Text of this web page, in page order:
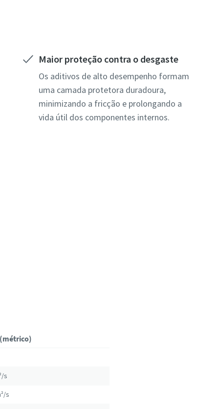
Maior proteção contra o desgaste
Os aditivos de alto desempenho formam
uma camada protetora duradoura,
minimizando a fricção e prolongando a
vida útil dos componentes internos.
s
s